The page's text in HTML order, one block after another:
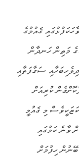
ޤައުމުގެ
މަތިން ހަނދާން
ސަގާފަތާއި
ކުރިއަށް
މި ޤައުމީ
ވާނެ ކަމުގައި
ހިފުމަށް